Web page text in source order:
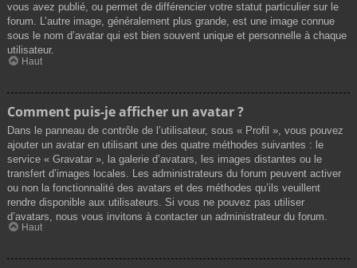
vous avez publié, ou permet de différencier votre statut particulier sur le
forum. L’autre image, généralement plus grande, est une image connue
sous le nom d’avatar qui est bien souvent unique et personnelle à chaque
utilisateur.
Haut
Comment puis-je afficher un avatar ?
Dans le panneau de contrôle de l’utilisateur, sous « Profil », vous pouvez
ajouter un avatar en utilisant une des quatre méthodes suivantes : le
service « Gravatar », la galerie d’avatars, les images distantes ou le
transfert d’images locales. Les administrateurs du forum peuvent activer
ou non la fonctionnalité des avatars et des méthodes qu’ils veuillent
rendre disponible aux utilisateurs. Si vous ne pouvez pas utiliser
d’avatars, nous vous invitons à contacter un administrateur du forum.
Haut